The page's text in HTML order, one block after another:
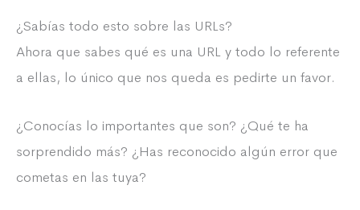
¿Sabías todo esto sobre las URLs?
Ahora que sabes qué es una URL y todo lo referente
a ellas, lo único que nos queda es pedirte un favor.
¿Conocías lo importantes que son? ¿Qué te ha
sorprendido más? ¿Has reconocido algún error que
cometas en las tuya?